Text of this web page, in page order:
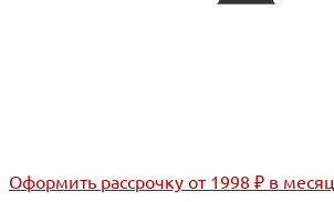
Оформить рассрочку от 1998 ₽ в месяц